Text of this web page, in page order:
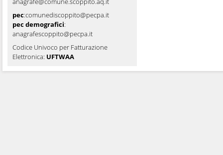
pec:comunediscoppito@pecpa.it
pec demografici:
anagrafescoppito@pecpa.it
Codice Univoco per Fatturazione
Elettronica: UFTWAA